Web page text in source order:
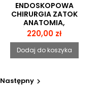
ENDOSKOPOWA
CHIRURGIA ZATOK
ANATOMIA,
TRÓJWYMIAROWA
REKONSTRUKCJA I
TECHNIKA CHIRURGICZNA
Cena
220,00 zł
Dodaj do koszyka
Następny